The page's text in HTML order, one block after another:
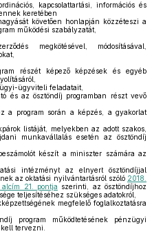
kapcsolattartási, információs és
keretében
követően honlapján közzéteszi a
működési szabályzatát,
megkötésével, módosításával,
részét képező képzések és egyéb
ügyviteli feladatait,
és az ösztöndíj programban részt vevő
a program során a képzés, a gyakorlat
listáját, melyekben az adott szakos,
munkavállalás esetén az ösztöndíj
készít a miniszter számára az
intézményt az elnyert ösztöndíjjal
az oktatási nyilvántartásról szóló 2018.
21. pontja szerinti, az ösztöndíjhoz
teljesítéséhez szükséges adatokról,
megfelelő foglalkoztatásra
program működtetésének pénzügyi
tervezni.